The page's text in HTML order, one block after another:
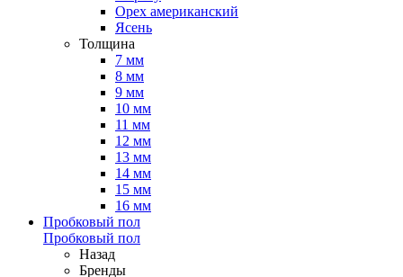
Орех американский
Ясень
Толщина
7 мм
8 мм
9 мм
10 мм
11 мм
12 мм
13 мм
14 мм
15 мм
16 мм
Пробковый пол
Пробковый пол
Назад
Бренды